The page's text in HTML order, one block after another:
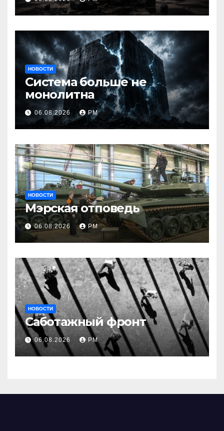
НОВОСТИ
Система больше не
монолитна
06.08.2026 РМ
НОВОСТИ
Мэрская отповедь
06.08.2026 РМ
НОВОСТИ
Саботажный фронт
06.08.2026 РМ